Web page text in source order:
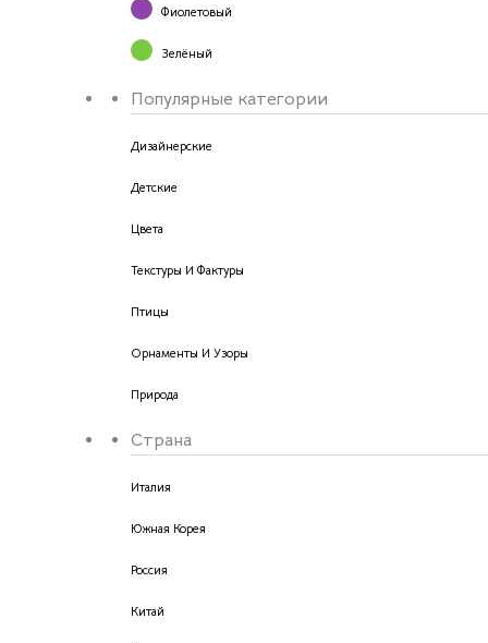
Фиолетовый
Зелёный
Популярные категории
Дизайнерские
Детские
Цвета
Текстуры И Фактуры
Птицы
Орнаменты И Узоры
Природа
Страна
Италия
Южная Корея
Россия
Китай